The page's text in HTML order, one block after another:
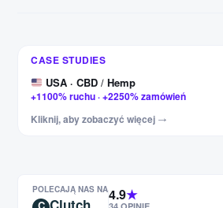
CASE STUDIES
+1100% ruchu · +2250% zamówień
Węgry · Części moto
+443% wizyt · +880% wyświetleń
USA · Odzież F1 i rajdowa
Czechy · Części moto
Kliknij, aby zobaczyć więcej →
POLECAJĄ NAS NA4.9★